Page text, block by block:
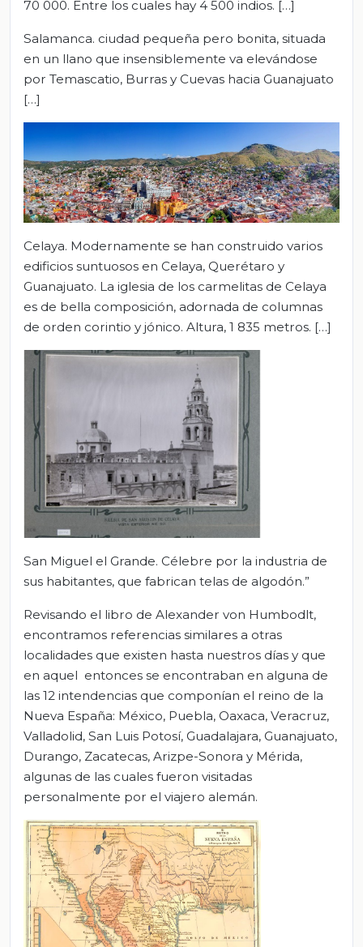
70 000. Entre los cuales hay 4 500 indios. […]
Salamanca. ciudad pequeña pero bonita, situada
en un llano que insensiblemente va elevándose
por Temascatio, Burras y Cuevas hacia Guanajuato
[…]
Celaya. Modernamente se han construido varios
edificios suntuosos en Celaya, Querétaro y
Guanajuato. La iglesia de los carmelitas de Celaya
es de bella composición, adornada de columnas
de orden corintio y jónico. Altura, 1 835 metros. […]
San Miguel el Grande. Célebre por la industria de
sus habitantes, que fabrican telas de algodón.”
Revisando el libro de Alexander von Humbodlt,
encontramos referencias similares a otras
localidades que existen hasta nuestros días y que
en aquel entonces se encontraban en alguna de
las 12 intendencias que componían el reino de la
Nueva España: México, Puebla, Oaxaca, Veracruz,
Valladolid, San Luis Potosí, Guadalajara, Guanajuato,
Durango, Zacatecas, Arizpe-Sonora y Mérida,
algunas de las cuales fueron visitadas
personalmente por el viajero alemán.